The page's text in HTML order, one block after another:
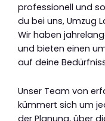
professionell und
du bei uns, Umzug
Wir haben
und bieten einen
auf deine
Unser Team von
kümmert sich um